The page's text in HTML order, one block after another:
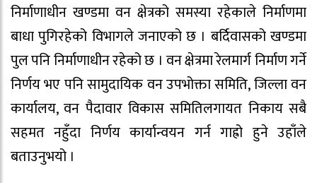
निर्माणाधीन खण्डमा वन क्षेत्रको समस्या रहेकाले निर्माणमा
बाधा पुगिरहेको विभागले जनाएको छ । बर्दिवासको खण्डमा
पुल पनि निर्माणाधीन रहेको छ । वन क्षेत्रमा रेलमार्ग निर्माण गर्ने
निर्णय भए पनि सामुदायिक वन उपभोक्ता समिति, जिल्ला वन
कार्यालय, वन पैदावार विकास समितिलगायत निकाय सबै
सहमत नहुँदा निर्णय कार्यान्वयन गर्न गाह्रो हुने उहाँले
बताउनुभयो ।